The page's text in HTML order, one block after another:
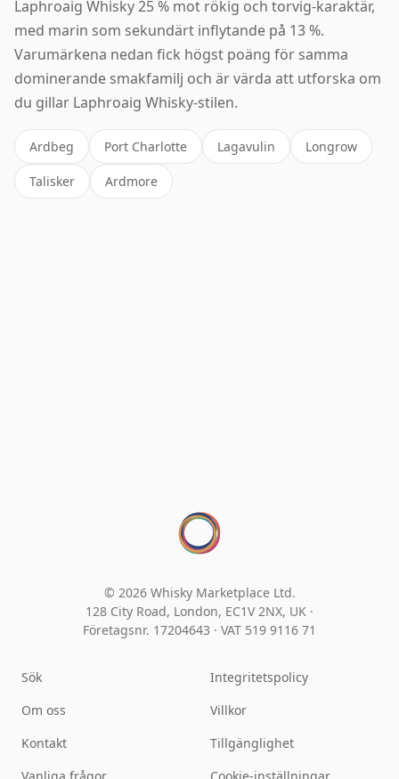
Laphroaig Whisky 25 % mot rökig och torvig-karaktär,
med marin som sekundärt inflytande på 13 %.
Varumärkena nedan fick högst poäng för samma
dominerande smakfamilj och är värda att utforska om
du gillar Laphroaig Whisky-stilen.
Ardbeg Port Charlotte Lagavulin Longrow
Talisker Ardmore
© 2026 Whisky Marketplace Ltd.
128 City Road, London, EC1V 2NX, UK ·
Företagsnr. 17204643 · VAT 519 9116 71
Sök
Om oss
Kontakt
Integritetspolicy
Villkor
Tillgänglighet